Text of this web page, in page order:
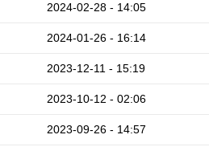
2024-02-28 - 14:05
2024-01-26 - 16:14
2023-12-11 - 15:19
2023-10-12 - 02:06
2023-09-26 - 14:57